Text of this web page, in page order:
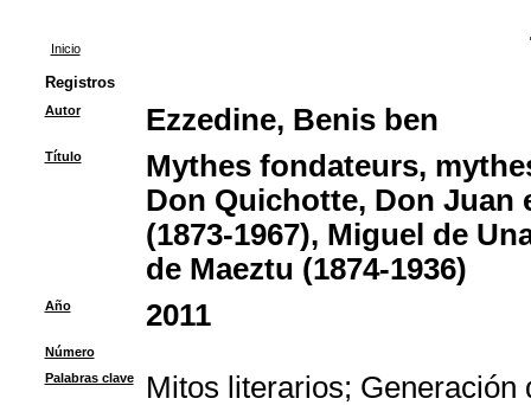
Inicio
Registros
Autor Ezzedine, Benis ben
Título
Mythes fondateurs,
Don Quichotte, Don Juan
(1873-1967), Miguel de
de Maeztu (1874-1936)
Año 2011
Número
Palabras clave
Mitos literarios; Generación